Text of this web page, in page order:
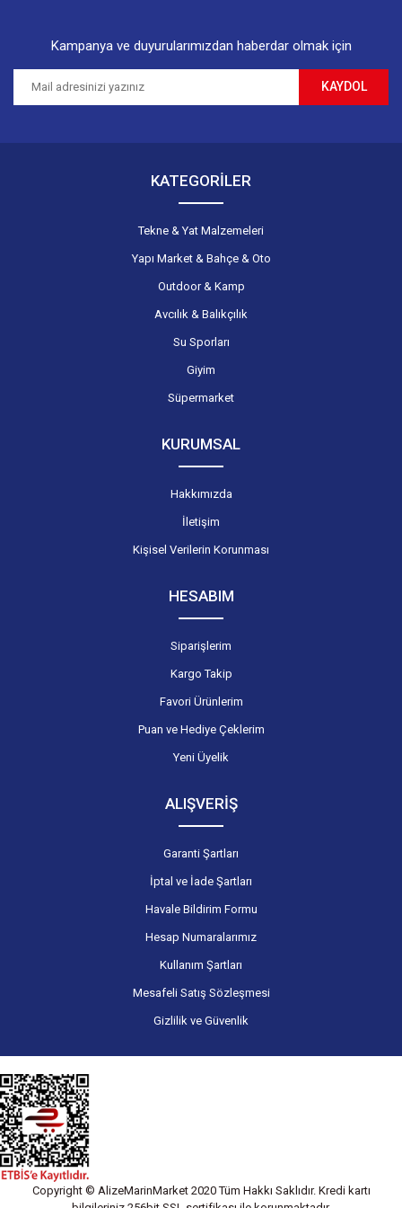
Gönder
Kampanya ve duyurularımızdan haberdar olmak için
KAYDOL
KATEGORİLER
Tekne & Yat Malzemeleri
Yapı Market & Bahçe & Oto
Outdoor & Kamp
Avcılık & Balıkçılık
Su Sporları
Giyim
Süpermarket
KURUMSAL
Hakkımızda
İletişim
Kişisel Verilerin Korunması
HESABIM
Siparişlerim
Kargo Takip
Favori Ürünlerim
Puan ve Hediye Çeklerim
Yeni Üyelik
ALIŞVERİŞ
Garanti Şartları
İptal ve İade Şartları
Havale Bildirim Formu
Hesap Numaralarımız
Kullanım Şartları
Mesafeli Satış Sözleşmesi
Gizlilik ve Güvenlik
Copyright © AlizeMarinMarket 2020 Tüm Hakkı Saklıdır. Kredi kartı